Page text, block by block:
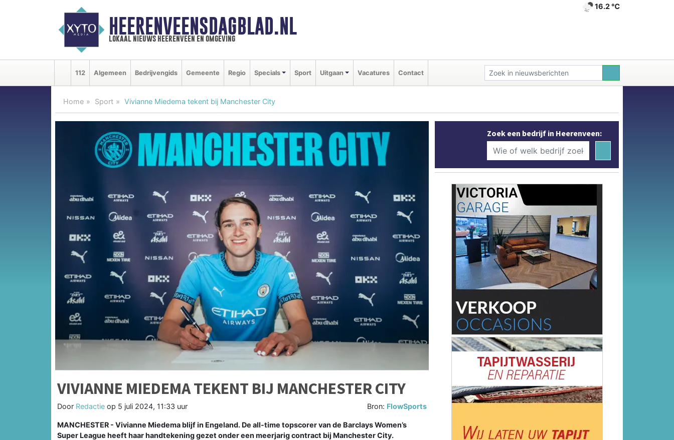
HEERENVEENSDAGBLAD.NL
lokaal nieuws heerenveen en omgeving
16.2 ℃
112 Algemeen Bedrijvengids Gemeente Regio Specials Sport Uitgaan Vacatures Contact
Home Sport Vivianne Miedema tekent bij Manchester City
VIVIANNE MIEDEMA TEKENT BIJ MANCHESTER CITY
Door Redactie op 5 juli 2024, 11:33 uur Bron: FlowSports
MANCHESTER - Vivianne Miedema blijf in Engeland. De all-time topscorer van de Barclays Women’s
Super League heeft haar handtekening gezet onder een meerjarig contract bij Manchester City.
Zoek een bedrijf in Heerenveen: